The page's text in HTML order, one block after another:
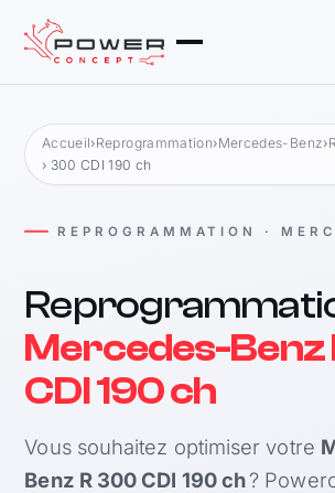
Accueil›Reprogrammation›Mercedes-Benz›R
› 300 CDI 190 ch
REPROGRAMMATION ·
Mercedes-Benz
CDI 190 ch
Vous souhaitez optimiser votre
Benz R 300 CDI 190 ch?